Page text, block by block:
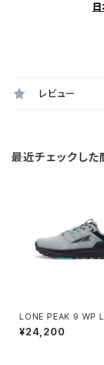
レビュー
最近チェックした
LONE PEAK 9 WP
（ローンピーク 9 ウォ
ルーフ ロー）
¥24,200